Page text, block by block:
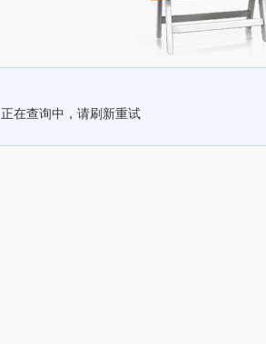
正在查询中，请刷新重试